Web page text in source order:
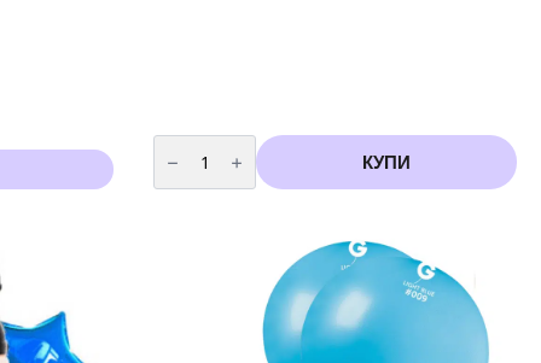
количество
за
Парти
украса
КУПИ